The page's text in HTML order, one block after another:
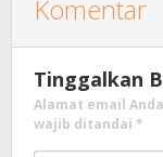
Komentar
Tinggalkan
Alamat email
wajib ditandai *